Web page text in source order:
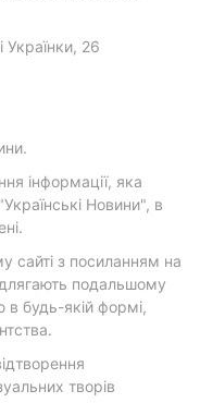
26
інформації, яка
Новини", в
сайті з посиланням на
подальшому
будь-якій формі,
творів